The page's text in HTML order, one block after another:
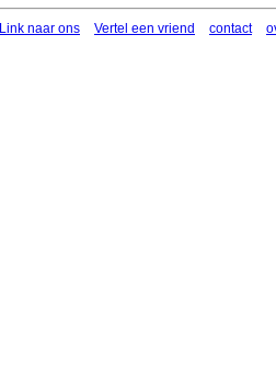
Link naar ons Vertel een vriend contact